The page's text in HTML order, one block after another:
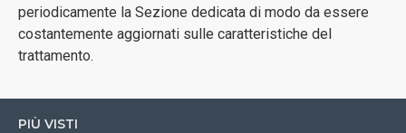
periodicamente la Sezione dedicata di modo da essere
costantemente aggiornati sulle caratteristiche del
trattamento.
PIÙ VISTI